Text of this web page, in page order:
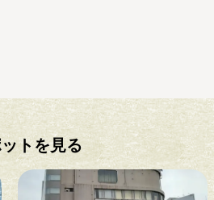
トを見る